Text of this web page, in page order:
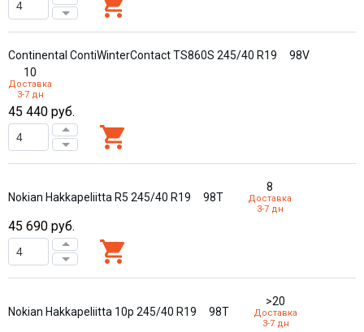
Continental ContiWinterContact TS860S 245/40 R19
98V
10
Доставка
3-7 дн
45 440 руб.
Nokian Hakkapeliitta R5 245/40 R19 98T
8
Доставка
3-7 дн
45 690 руб.
Nokian Hakkapeliitta 10p 245/40 R19 98T
>20
Доставка
3-7 дн